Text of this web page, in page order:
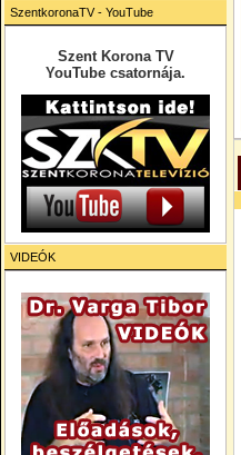
SzentkoronaTV - YouTube
Szent Korona TV
YouTube csatornája.
VIDEÓK